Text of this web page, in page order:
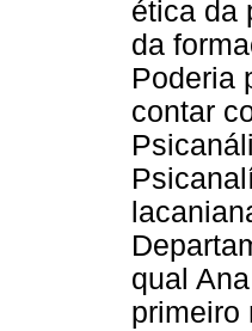
ética da
da
Poderia
contar
qual
primeiro